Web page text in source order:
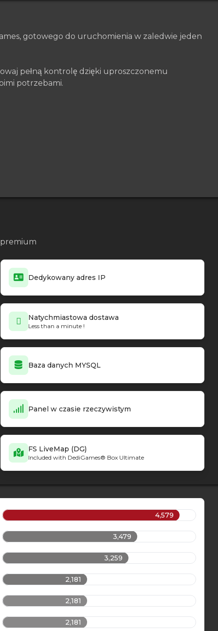
gotowego do uruchomienia w zaledwie jeden
pełną kontrolę dzięki uproszczonemu
potrzebami.
Dedykowany adres IP
Natychmiastowa dostawa
Less than a minute !
Baza danych MYSQL
Panel w czasie rzeczywistym
FS LiveMap (DG)
Included with DediGames® Box Ultimate
4,579
3,479
3,259
2,181
2,181
2,181